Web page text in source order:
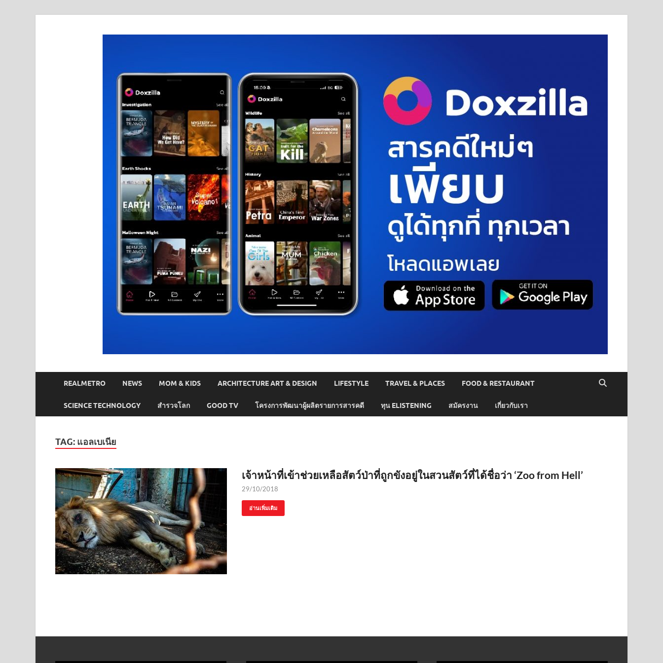
REALMETRO NEWS MOM & KIDS ARCHITECTURE ART & DESIGN LIFESTYLE TRAVEL & PLACES FOOD & RESTAURANT
SCIENCE TECHNOLOGY สำรวจโลก GOOD TV โครงการพัฒนาผู้ผลิตรายการสารคดี ทุน ELISTENING สมัครงาน เกี่ยวกับเรา
TAG: แอลเบเนีย
เจ้าหน้าที่เข้าช่วยเหลือสัตว์ป่าที่ถูกขังอยู่ในสวนสัตว์ที่ได้ชื่อว่า ‘Zoo from Hell’
29/10/2018
อ่านเพิ่มเติม